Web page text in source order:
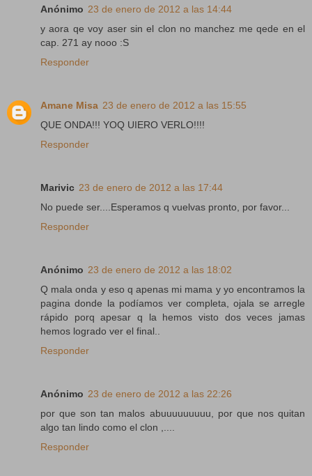
Anónimo 23 de enero de 2012 a las 14:44
y aora qe voy aser sin el clon no manchez me qede en el
cap. 271 ay nooo :S
Responder
Amane Misa 23 de enero de 2012 a las 15:55
QUE ONDA!!! YOQ UIERO VERLO!!!!
Responder
Marivic 23 de enero de 2012 a las 17:44
No puede ser....Esperamos q vuelvas pronto, por favor...
Responder
Anónimo 23 de enero de 2012 a las 18:02
Q mala onda y eso q apenas mi mama y yo encontramos la
pagina donde la podíamos ver completa, ojala se arregle
rápido porq apesar q la hemos visto dos veces jamas
hemos logrado ver el final..
Responder
Anónimo 23 de enero de 2012 a las 22:26
por que son tan malos abuuuuuuuuu, por que nos quitan
algo tan lindo como el clon ,....
Responder